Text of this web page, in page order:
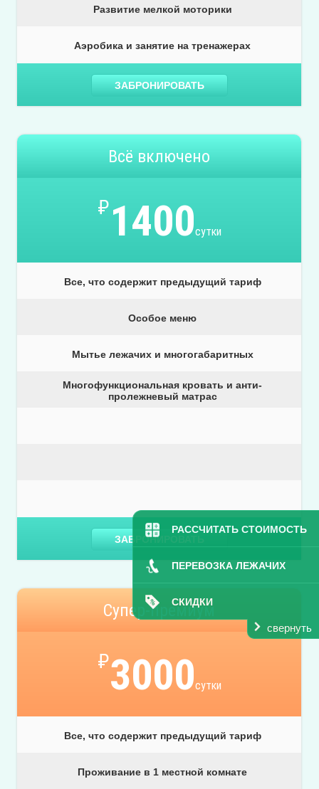
РАССЧИТАТЬ СТОИМОСТЬ
ПЕРЕВОЗКА ЛЕЖАЧИХ
СКИДКИ
свернуть
Развитие мелкой моторики
Аэробика и занятие на тренажерах
ЗАБРОНИРОВАТЬ
Всё включено
₽1400сутки
Все, что содержит предыдущий тариф
Особое меню
Мытье лежачих и многогабаритных
Многофункциональная кровать и анти-
пролежневый матрас
ЗАБРОНИРОВАТЬ
Супер-премиум
₽3000сутки
Все, что содержит предыдущий тариф
Проживание в 1 местной комнате